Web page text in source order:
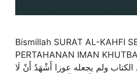
Bismillah SURAT AL-KAHFI
PERTAHANAN IMAN
الكتاب ولم يجعله عوزا أَشْهَدُ أَنْ لَا